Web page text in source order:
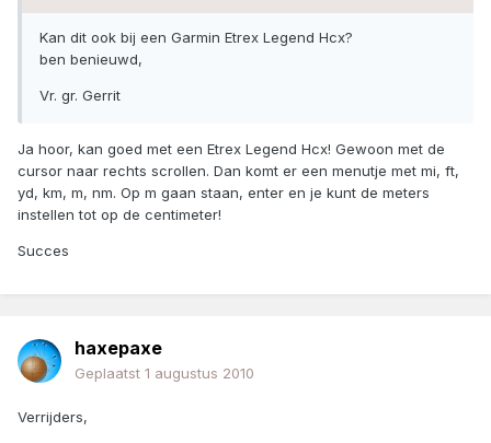
Kan dit ook bij een Garmin Etrex Legend Hcx?
ben benieuwd,
Vr. gr. Gerrit
Ja hoor, kan goed met een Etrex Legend Hcx! Gewoon met de
cursor naar rechts scrollen. Dan komt er een menutje met mi, ft,
yd, km, m, nm. Op m gaan staan, enter en je kunt de meters
instellen tot op de centimeter!
Succes
haxepaxe
Geplaatst 1 augustus 2010
Verrijders,